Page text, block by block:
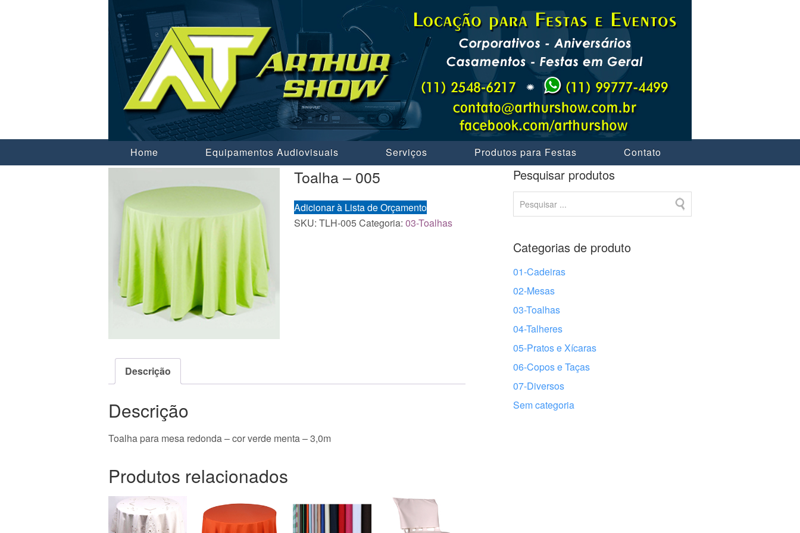
Home Equipamentos Audiovisuais Serviços Produtos para Festas Contato
Toalha – 005
Adicionar à Lista de Orçamento
SKU: TLH-005Categoria: 03-Toalhas
Descrição
Descrição
Toalha para mesa redonda – cor verde menta – 3,0m
Produtos relacionados
Pesquisar produtos
Categorias de produto
01-Cadeiras
02-Mesas
03-Toalhas
04-Talheres
05-Pratos e Xícaras
06-Copos e Taças
07-Diversos
Sem categoria